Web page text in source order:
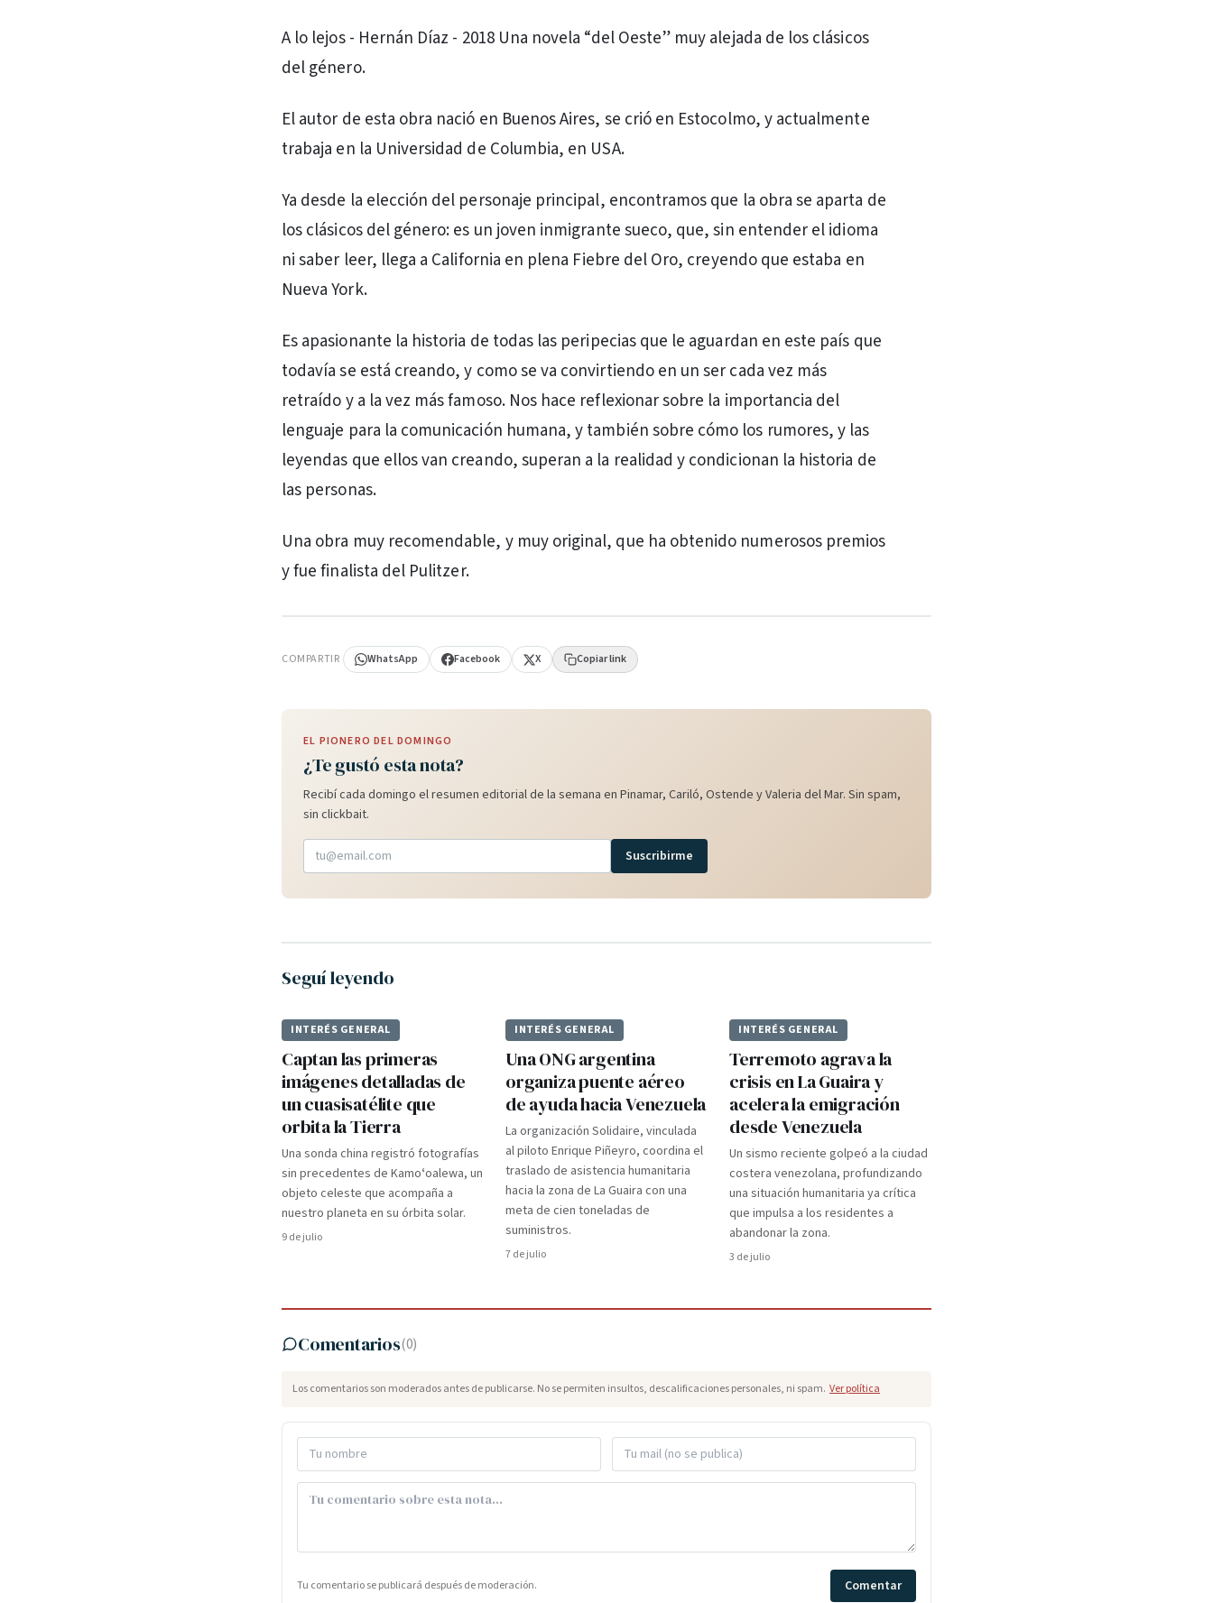
A lo lejos - Hernán Díaz - 2018 Una novela “del Oeste” muy alejada de los clásicos
del género.
El autor de esta obra nació en Buenos Aires, se crió en Estocolmo, y actualmente
trabaja en la Universidad de Columbia, en USA.
Ya desde la elección del personaje principal, encontramos que la obra se aparta de
los clásicos del género: es un joven inmigrante sueco, que, sin entender el idioma
ni saber leer, llega a California en plena Fiebre del Oro, creyendo que estaba en
Nueva York.
Es apasionante la historia de todas las peripecias que le aguardan en este país que
todavía se está creando, y como se va convirtiendo en un ser cada vez más
retraído y a la vez más famoso. Nos hace reflexionar sobre la importancia del
lenguaje para la comunicación humana, y también sobre cómo los rumores, y las
leyendas que ellos van creando, superan a la realidad y condicionan la historia de
las personas.
Una obra muy recomendable, y muy original, que ha obtenido numerosos premios
y fue finalista del Pulitzer.
COMPARTIR WhatsApp Facebook X Copiar link
EL PIONERO DEL DOMINGO
¿Te gustó esta nota?
Recibí cada domingo el resumen editorial de la semana en Pinamar, Cariló, Ostende y Valeria del Mar. Sin spam,
sin clickbait.
Suscribirme
Seguí leyendo
INTERÉS GENERAL
Captan las primeras
imágenes detalladas de
un cuasisatélite que
orbita la Tierra
Una sonda china registró fotografías
sin precedentes de Kamoʻoalewa, un
objeto celeste que acompaña a
nuestro planeta en su órbita solar.
9 de julio
INTERÉS GENERAL
Una ONG argentina
organiza puente aéreo
de ayuda hacia Venezuela
La organización Solidaire, vinculada
al piloto Enrique Piñeyro, coordina el
traslado de asistencia humanitaria
hacia la zona de La Guaira con una
meta de cien toneladas de
suministros.
7 de julio
INTERÉS GENERAL
Terremoto agrava la
crisis en La Guaira y
acelera la emigración
desde Venezuela
Un sismo reciente golpeó a la ciudad
costera venezolana, profundizando
una situación humanitaria ya crítica
que impulsa a los residentes a
abandonar la zona.
3 de julio
Comentarios(0)
Los comentarios son moderados antes de publicarse. No se permiten insultos, descalificaciones personales, ni spam. Ver política
Tu comentario se publicará después de moderación. Comentar